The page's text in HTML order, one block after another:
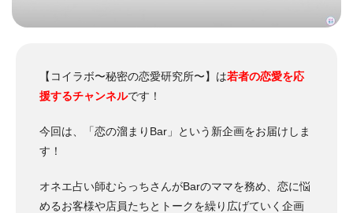
【コイラボ〜秘密の恋愛研究所〜】は若者の恋愛を応
援するチャンネルです！
今回は、「恋の溜まりBar」という新企画をお届けしま
す！
オネエ占い師むらっちさんがBarのママを務め、恋に悩
めるお客様や店員たちとトークを繰り広げていく企画